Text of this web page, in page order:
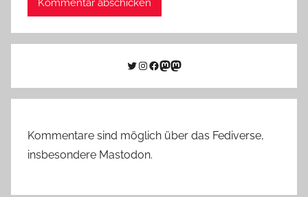
Twitter
Instagram
Facebook
Link zu Mastodon
Mastodon
Kommentare sind möglich über das Fediverse,
insbesondere Mastodon.